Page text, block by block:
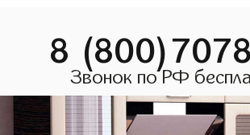
8
Звонок по РФ